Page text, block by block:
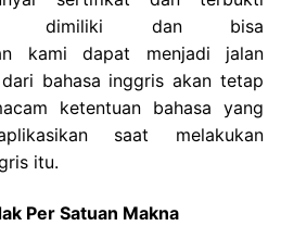
dimiliki dan bisa
kami dapat menjadi jalan
bahasa inggris akan tetap
ketentuan bahasa yang
saat melakukan
itu.
Per Satuan Makna